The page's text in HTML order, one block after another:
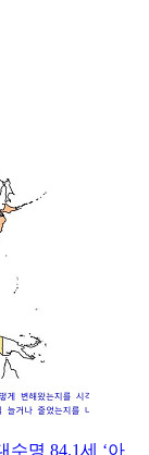
수명 84.1세 ‘아